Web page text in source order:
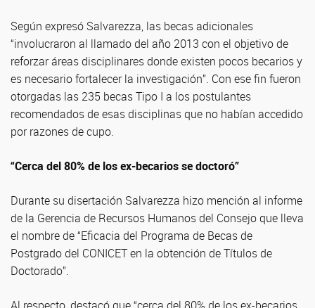
Según expresó Salvarezza, las becas adicionales
“involucraron al llamado del año 2013 con el objetivo de
reforzar áreas disciplinares donde existen pocos becarios y
es necesario fortalecer la investigación”. Con ese fin fueron
otorgadas las 235 becas Tipo I a los postulantes
recomendados de esas disciplinas que no habían accedido
por razones de cupo.
“Cerca del 80% de los ex-becarios se doctoró”
Durante su disertación Salvarezza hizo mención al informe
de la Gerencia de Recursos Humanos del Consejo que lleva
el nombre de “Eficacia del Programa de Becas de
Postgrado del CONICET en la obtención de Títulos de
Doctorado”.